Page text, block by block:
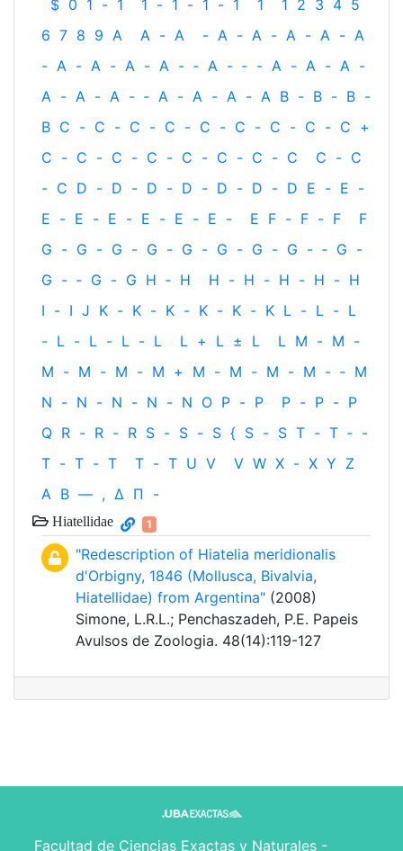
$ 0 1 - 1 1 - 1 - 1 - 1 1 1 2 3 4 5
6 7 8 9 A A - A - A - A - A - A - A
- A - A - A - A - ‐ A - ‐ - A - A - A -
A - A - A - ‐ A - A - A - A B - B - B -
B C - C - C - C - C - C - C - C - C +
C - C - C - C - C - C - C - C C - C
- C D - D - D - D - D - D - D E - E -
E - E - E - E - E - E - E F - F - F
F
G - G - G - G - G - G - G - G - ‐ G -
G - ‐ G - G H ‐ H H - H - H - H - H
I - I J K - K - K - K - K - K L - L - L
- L - L - L - L L + L ± L L M - M -
M - M - M - M + M - M - M - M - ‐ M
N - N - N - N - N O P - P P - P - P
Q R - R - R S - S - S { S - S T - T ‐ -
T - T - T T - T U V V W X - X Y Z
Α Β — , Δ Π -
Hiatellidae 1
"Redescription of Hiatelia meridionalis
d'Orbigny, 1846 (Mollusca, Bivalvia,
Hiatellidae) from Argentina" (2008)
Simone, L.R.L.; Penchaszadeh, P.E. Papeis
Avulsos de Zoologia. 48(14):119-127
Facultad de Ciencias Exactas y Naturales -